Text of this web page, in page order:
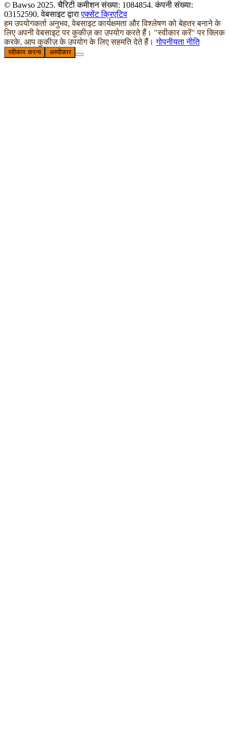
© Bawso 2025. चैरिटी कमीशन संख्या: 1084854. कंपनी संख्या:
03152590. वेबसाइट द्वाराएक्सेंट क्रिएटिव
हम उपयोगकर्ता अनुभव, वेबसाइट कार्यक्षमता और विश्लेषण को बेहतर बनाने के
लिए अपनी वेबसाइट पर कुकीज़ का उपयोग करते हैं। "स्वीकार करें" पर क्लिक
करके, आप कुकीज़ के उपयोग के लिए सहमति देते हैं।गोपनीयता नीति
स्वीकार करना अस्वीकार